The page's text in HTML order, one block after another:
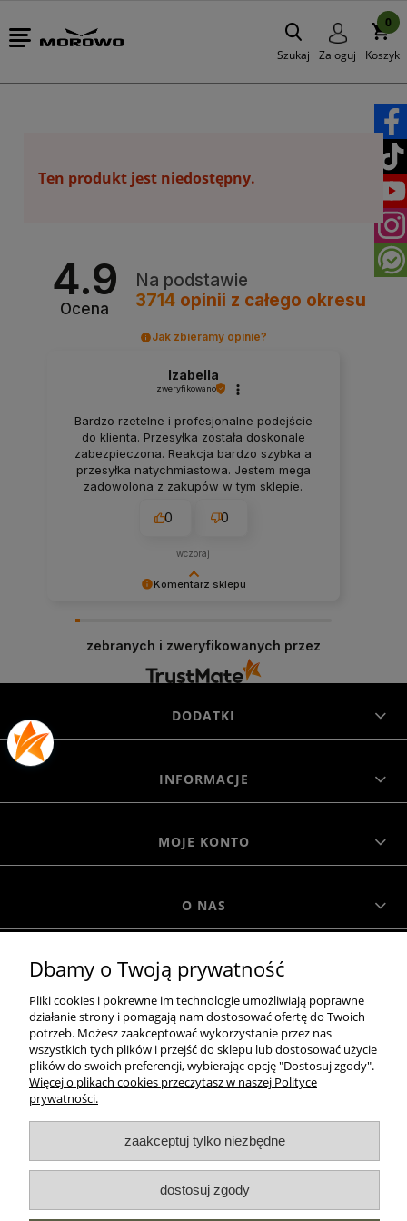
Szukaj Zaloguj Koszyk
0
Ten produkt jest niedostępny.
4.9
Ocena
Na podstawie
3714opinii z całego okresu
Jak zbieramy opinie?
Komentarz sklepu
ostatnie nasze spotkanie :)
Izabella
zweryfikowano
Bardzo rzetelne i profesjonalne podejście
do klienta. Przesyłka została doskonale
zabezpieczona. Reakcja bardzo szybka a
przesyłka natychmiastowa. Jestem mega
zadowolona z zakupów w tym sklepie.
0 0
wczoraj
zebranych i zweryfikowanych przez
DODATKI
INFORMACJE
MOJE KONTO
O NAS
MOROWO
WSZELKIE PRAWA ZASTRZEŻONE MOROWO © 2018
realizacja:
pokaż pełną wersję strony
NASZE ODZNAKI
Dbamy o Twoją prywatność
Pliki cookies i pokrewne im technologie umożliwiają poprawne
działanie strony i pomagają nam dostosować ofertę do Twoich
potrzeb. Możesz zaakceptować wykorzystanie przez nas
wszystkich tych plików i przejść do sklepu lub dostosować użycie
plików do swoich preferencji, wybierając opcję "Dostosuj zgody".
Więcej o plikach cookies przeczytasz w naszej Polityce
prywatności.
zaakceptuj tylko niezbędne
dostosuj zgody